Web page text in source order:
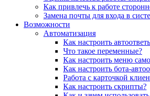
Как привлечь к работе
Замена почты для входа в
Возможности
Автоматизация
Как настроить
Что такое переменные?
Как настроить меню
Как настроить бота-
Работа с карточкой
Как настроить скрипты?